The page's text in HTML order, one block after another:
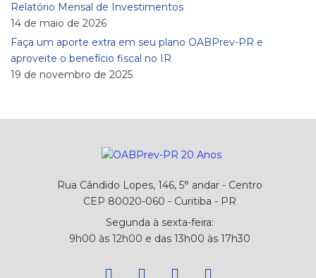
Relatório Mensal de Investimentos
14 de maio de 2026
Faça um aporte extra em seu plano OABPrev-PR e
aproveite o benefício fiscal no IR
19 de novembro de 2025
Rua Cândido Lopes, 146, 5° andar - Centro
CEP 80020-060 - Curitiba - PR
Segunda à sexta-feira:
9h00 às 12h00 e das 13h00 às 17h30